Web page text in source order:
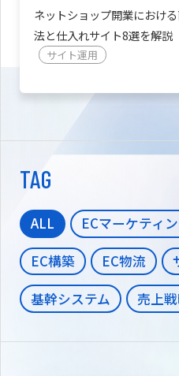
ネットショップ開業におけ
法と仕入れサイト8選を解説
サイト運用
TAG
ALL ECマーケティ
EC構築
EC物流
基幹システム
売上